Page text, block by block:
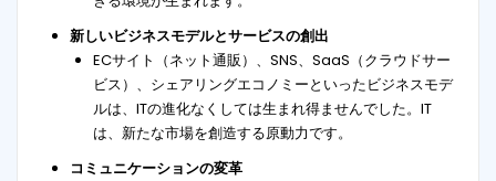
新しいビジネスモデルとサービスの創出
ECサイト（ネット通販）、SNS、SaaS（クラウドサー
ビス）、シェアリングエコノミーといったビジネスモデ
ルは、ITの進化なくしては生まれ得ませんでした。IT
は、新たな市場を創造する原動力です。
コミュニケーションの変革